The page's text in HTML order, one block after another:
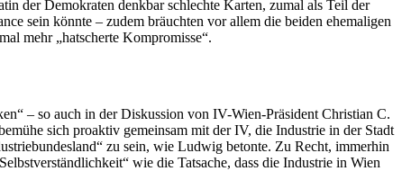
der Demokraten denkbar schlechte Karten, zumal als Teil der
sein könnte – zudem bräuchten vor allem die beiden ehemaligen
mehr „hatscherte Kompromisse“.
– so auch in der Diskussion von IV-Wien-Präsident Christian C.
sich proaktiv gemeinsam mit der IV, die Industrie in der Stadt
zu sein, wie Ludwig betonte. Zu Recht, immerhin
wie die Tatsache, dass die Industrie in Wien